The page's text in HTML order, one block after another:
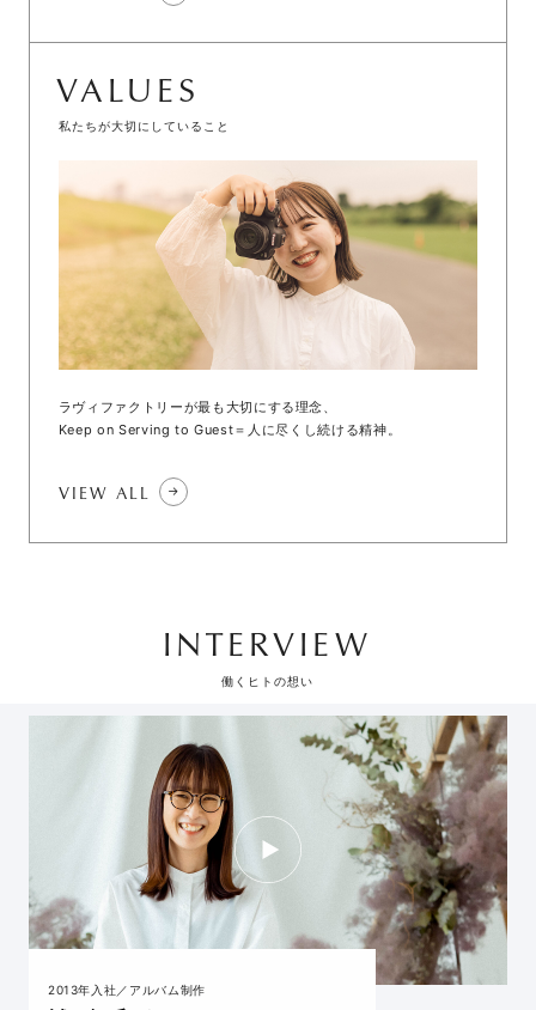
VALUES
私たちが大切にしていること
ラヴィファクトリーが最も大切にする理念、
Keep on Serving to Guest＝人に尽くし続ける精神。
VIEW ALL
INTERVIEW
働くヒトの想い
2013年入社／アルバム制作